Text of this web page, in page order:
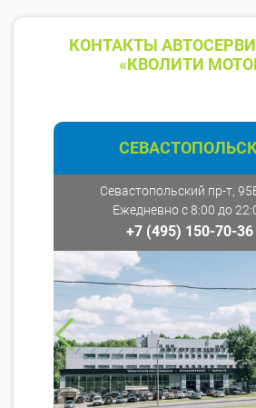
КОНТАКТЫ
«КВОЛИТИ
Севастопольский пр-т,
Ежедневно с 8:00 до
+7 (495) 150-70-36